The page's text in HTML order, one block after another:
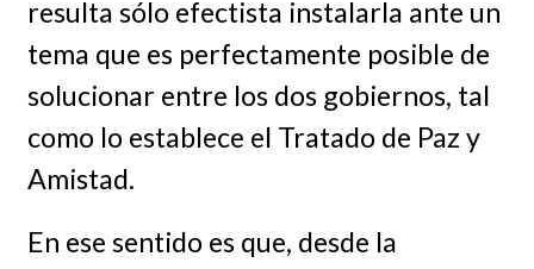
resulta sólo efectista instalarla ante un
tema que es perfectamente posible de
solucionar entre los dos gobiernos, tal
como lo establece el Tratado de Paz y
Amistad.
En ese sentido es que, desde la